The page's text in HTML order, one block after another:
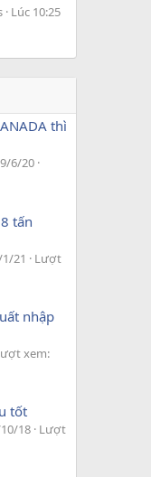
Lúc 10:25
thì
6/20
tấn
21
Lượt
nhập
xem:
tốt
18 Lượt